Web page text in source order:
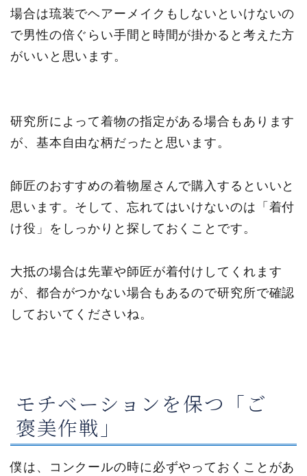
場合は琉装でヘアーメイクもしないといけないの
で男性の倍ぐらい手間と時間が掛かると考えた方
がいいと思います。
研究所によって着物の指定がある場合もあります
が、基本自由な柄だったと思います。
師匠のおすすめの着物屋さんで購入するといいと
思います。そして、忘れてはいけないのは「着付
け役」をしっかりと探しておくことです。
大抵の場合は先輩や師匠が着付けしてくれます
が、都合がつかない場合もあるので研究所で確認
しておいてくださいね。
モチベーションを保つ「ご
褒美作戦」
僕は、コンクールの時に必ずやっておくことがあ